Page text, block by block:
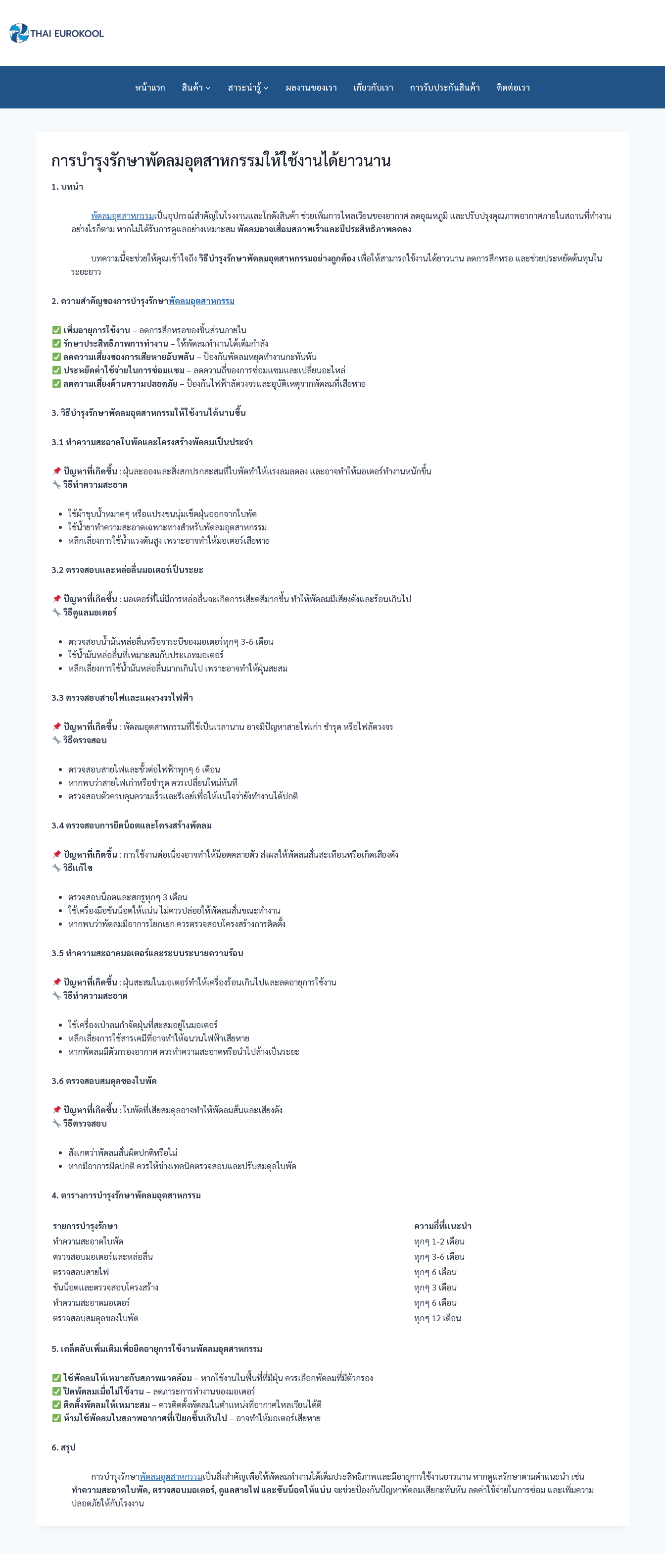
content
หน้าแรก สินค้า สาระน่ารู้ ผลงานของเรา เกี่ยวกับเรา การรับประกันสินค้า ติดต่อเรา
การบำรุงรักษาพัดลมอุตสาหกรรมให้ใช้งานได้ยาวนาน
1. บทนำ
พัดลมอุตสาหกรรมเป็นอุปกรณ์สำคัญในโรงงานและโกดังสินค้า ช่วยเพิ่มการไหลเวียนของอากาศ ลดอุณหภูมิ และปรับปรุงคุณภาพอากาศภายในสถานที่ทำงาน
อย่างไรก็ตาม หากไม่ได้รับการดูแลอย่างเหมาะสม พัดลมอาจเสื่อมสภาพเร็วและมีประสิทธิภาพลดลง
บทความนี้จะช่วยให้คุณเข้าใจถึงวิธีบำรุงรักษาพัดลมอุตสาหกรรมอย่างถูกต้อง เพื่อให้สามารถใช้งานได้ยาวนาน ลดการสึกหรอ และช่วยประหยัดต้นทุนใน
ระยะยาว
2. ความสำคัญของการบำรุงรักษาพัดลมอุตสาหกรรม
เพิ่มอายุการใช้งาน – ลดการสึกหรอของชิ้นส่วนภายใน
รักษาประสิทธิภาพการทำงาน – ให้พัดลมทำงานได้เต็มกำลัง
ลดความเสี่ยงของการเสียหายฉับพลัน – ป้องกันพัดลมหยุดทำงานกะทันหัน
ประหยัดค่าใช้จ่ายในการซ่อมแซม – ลดความถี่ของการซ่อมแซมและเปลี่ยนอะไหล่
ลดความเสี่ยงด้านความปลอดภัย – ป้องกันไฟฟ้าลัดวงจรและอุบัติเหตุจากพัดลมที่เสียหาย
3. วิธีบำรุงรักษาพัดลมอุตสาหกรรมให้ใช้งานได้นานขึ้น
3.1 ทำความสะอาดใบพัดและโครงสร้างพัดลมเป็นประจำ
ปัญหาที่เกิดขึ้น : ฝุ่นละอองและสิ่งสกปรกสะสมที่ใบพัดทำให้แรงลมลดลง และอาจทำให้มอเตอร์ทำงานหนักขึ้น
วิธีทำความสะอาด
ใช้ผ้าชุบน้ำหมาดๆ หรือแปรงขนนุ่มเช็ดฝุ่นออกจากใบพัด
ใช้น้ำยาทำความสะอาดเฉพาะทางสำหรับพัดลมอุตสาหกรรม
หลีกเลี่ยงการใช้น้ำแรงดันสูง เพราะอาจทำให้มอเตอร์เสียหาย
3.2 ตรวจสอบและหล่อลื่นมอเตอร์เป็นระยะ
ปัญหาที่เกิดขึ้น : มอเตอร์ที่ไม่มีการหล่อลื่นจะเกิดการเสียดสีมากขึ้น ทำให้พัดลมมีเสียงดังและร้อนเกินไป
วิธีดูแลมอเตอร์
ตรวจสอบน้ำมันหล่อลื่นหรือจาระบีของมอเตอร์ทุกๆ 3-6 เดือน
ใช้น้ำมันหล่อลื่นที่เหมาะสมกับประเภทมอเตอร์
หลีกเลี่ยงการใช้น้ำมันหล่อลื่นมากเกินไป เพราะอาจทำให้ฝุ่นสะสม
3.3 ตรวจสอบสายไฟและแผงวงจรไฟฟ้า
ปัญหาที่เกิดขึ้น : พัดลมอุตสาหกรรมที่ใช้เป็นเวลานาน อาจมีปัญหาสายไฟเก่า ชำรุด หรือไฟลัดวงจร
วิธีตรวจสอบ
ตรวจสอบสายไฟและขั้วต่อไฟฟ้าทุกๆ 6 เดือน
หากพบว่าสายไฟเก่าหรือชำรุด ควรเปลี่ยนใหม่ทันที
ตรวจสอบตัวควบคุมความเร็วและรีเลย์เพื่อให้แน่ใจว่ายังทำงานได้ปกติ
3.4 ตรวจสอบการยึดน็อตและโครงสร้างพัดลม
ปัญหาที่เกิดขึ้น : การใช้งานต่อเนื่องอาจทำให้น็อตคลายตัว ส่งผลให้พัดลมสั่นสะเทือนหรือเกิดเสียงดัง
วิธีแก้ไข
ตรวจสอบน็อตและสกรูทุกๆ 3 เดือน
ใช้เครื่องมือขันน็อตให้แน่น ไม่ควรปล่อยให้พัดลมสั่นขณะทำงาน
หากพบว่าพัดลมมีอาการโยกเยก ควรตรวจสอบโครงสร้างการติดตั้ง
3.5 ทำความสะอาดมอเตอร์และระบบระบายความร้อน
ปัญหาที่เกิดขึ้น : ฝุ่นสะสมในมอเตอร์ทำให้เครื่องร้อนเกินไปและลดอายุการใช้งาน
วิธีทำความสะอาด
ใช้เครื่องเป่าลมกำจัดฝุ่นที่สะสมอยู่ในมอเตอร์
หลีกเลี่ยงการใช้สารเคมีที่อาจทำให้ฉนวนไฟฟ้าเสียหาย
หากพัดลมมีตัวกรองอากาศ ควรทำความสะอาดหรือนำไปล้างเป็นระยะ
3.6 ตรวจสอบสมดุลของใบพัด
ปัญหาที่เกิดขึ้น : ใบพัดที่เสียสมดุลอาจทำให้พัดลมสั่นและเสียงดัง
วิธีตรวจสอบ
สังเกตว่าพัดลมสั่นผิดปกติหรือไม่
หากมีอาการผิดปกติ ควรให้ช่างเทคนิคตรวจสอบและปรับสมดุลใบพัด
4. ตารางการบำรุงรักษาพัดลมอุตสาหกรรม
รายการบำรุงรักษา
ความถี่ที่แนะนำ
ทำความสะอาดใบพัด
ทุกๆ 1-2 เดือน
ตรวจสอบมอเตอร์และหล่อลื่น
ทุกๆ 3-6 เดือน
ตรวจสอบสายไฟ
ทุกๆ 6 เดือน
ขันน็อตและตรวจสอบโครงสร้าง
ทุกๆ 3 เดือน
ทำความสะอาดมอเตอร์
ทุกๆ 6 เดือน
ตรวจสอบสมดุลของใบพัด
ทุกๆ 12 เดือน
5. เคล็ดลับเพิ่มเติมเพื่อยืดอายุการใช้งานพัดลมอุตสาหกรรม
ใช้พัดลมให้เหมาะกับสภาพแวดล้อม – หากใช้งานในพื้นที่ที่มีฝุ่น ควรเลือกพัดลมที่มีตัวกรอง
ปิดพัดลมเมื่อไม่ใช้งาน – ลดภาระการทำงานของมอเตอร์
ติดตั้งพัดลมให้เหมาะสม – ควรติดตั้งพัดลมในตำแหน่งที่อากาศไหลเวียนได้ดี
ห้ามใช้พัดลมในสภาพอากาศที่เปียกชื้นเกินไป – อาจทำให้มอเตอร์เสียหาย
6. สรุป
การบำรุงรักษาพัดลมอุตสาหกรรมเป็นสิ่งสำคัญเพื่อให้พัดลมทำงานได้เต็มประสิทธิภาพและมีอายุการใช้งานยาวนาน หากดูแลรักษาตามคำแนะนำ เช่น
ทำความสะอาดใบพัด, ตรวจสอบมอเตอร์, ดูแลสายไฟ และขันน็อตให้แน่น จะช่วยป้องกันปัญหาพัดลมเสียกะทันหัน ลดค่าใช้จ่ายในการซ่อม และเพิ่มความ
ปลอดภัยให้กับโรงงาน